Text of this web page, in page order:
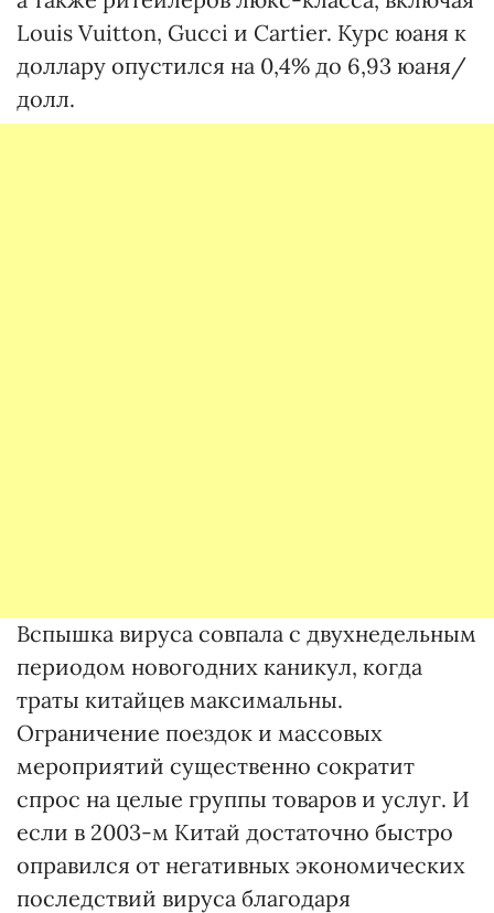
Louis Vuitton, Gucci и Cartier. Курс юаня к
доллару опустился на 0,4% до 6,93 юаня/
долл.
Вспышка вируса совпала с двухнедельным
периодом новогодних каникул, когда
траты китайцев максимальны.
Ограничение поездок и массовых
мероприятий существенно сократит
спрос на целые группы товаров и услуг. И
если в 2003-м Китай достаточно быстро
оправился от негативных экономических
последствий вируса благодаря